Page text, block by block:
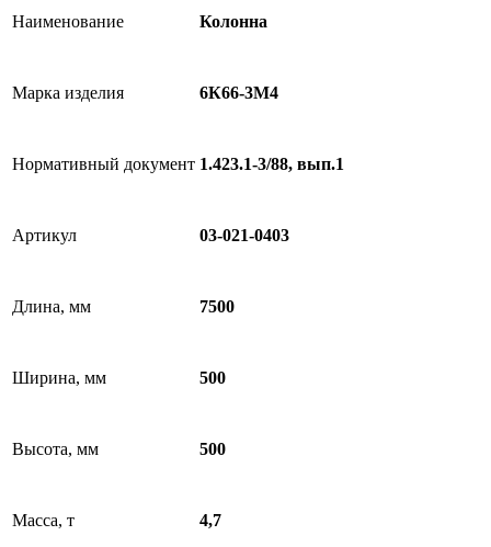
Наименование Колонна
Марка изделия 6К66-3М4
Нормативный документ 1.423.1-3/88, вып.1
Артикул 03-021-0403
Длина, мм 7500
Ширина, мм 500
Высота, мм 500
Масса, т 4,7